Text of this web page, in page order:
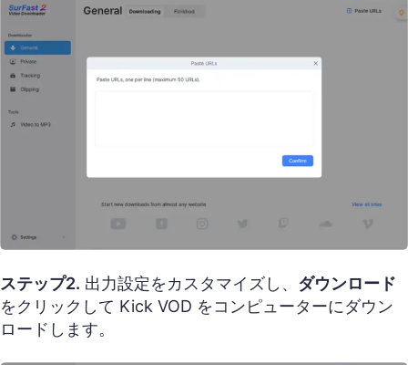
ステップ2. 出力設定をカスタマイズし、 ダウンロード
をクリックして Kick VOD をコンピューターにダウン
ロードします。